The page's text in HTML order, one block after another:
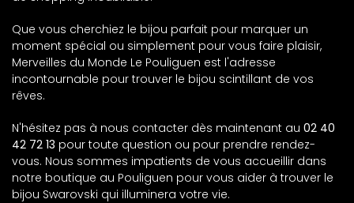
Que vous cherchiez le bijou parfait pour marquer un
moment spécial ou simplement pour vous faire plaisir,
Merveilles du Monde Le Pouliguen est l'adresse
incontournable pour trouver le bijou scintillant de vos
rêves.
N'hésitez pas à nous contacter dès maintenant au 02 40
42 72 13 pour toute question ou pour prendre rendez-
vous. Nous sommes impatients de vous accueillir dans
notre boutique au Pouliguen pour vous aider à trouver le
bijou Swarovski qui illuminera votre vie.